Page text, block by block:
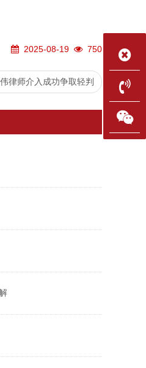
2025-08-19 750
律师介入成功争取轻判